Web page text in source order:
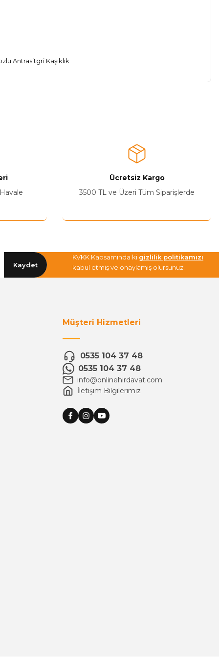
Ücretsiz Kargo
3500 TL ve Üzeri Tüm Siparişlerde
Kaydet
KVKK Kapsamında ki gizlilik politikamızı
kabul etmiş ve onaylamış olursunuz.
Müşteri Hizmetleri
0535 104 37 48
0535 104 37 48
info@onlinehirdavat.com
İletişim Bilgilerimiz